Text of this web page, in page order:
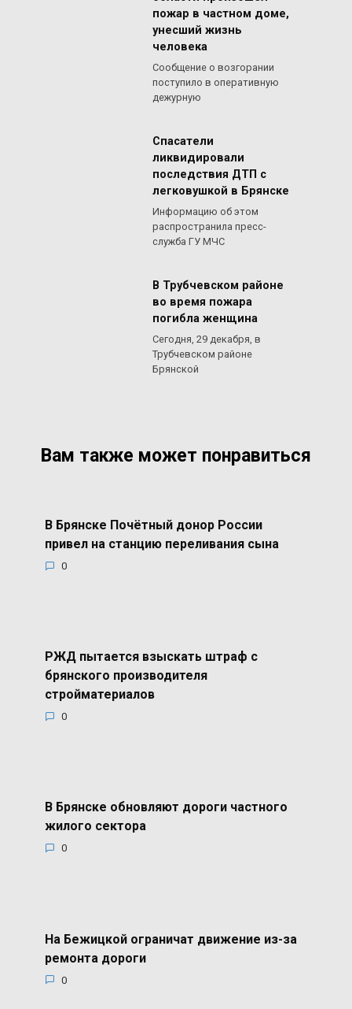
пожар в частном доме,
унесший жизнь
человека
Сообщение о возгорании
поступило в оперативную
дежурную
Спасатели
ликвидировали
последствия ДТП с
легковушкой в Брянске
Информацию об этом
распространила пресс-
служба ГУ МЧС
В Трубчевском районе
во время пожара
погибла женщина
Сегодня, 29 декабря, в
Трубчевском районе
Брянской
Вам также может понравиться
В Брянске Почётный донор России
привел на станцию переливания сына
0
РЖД пытается взыскать штраф с
брянского производителя
стройматериалов
0
В Брянске обновляют дороги частного
жилого сектора
0
На Бежицкой ограничат движение из-за
ремонта дороги
0